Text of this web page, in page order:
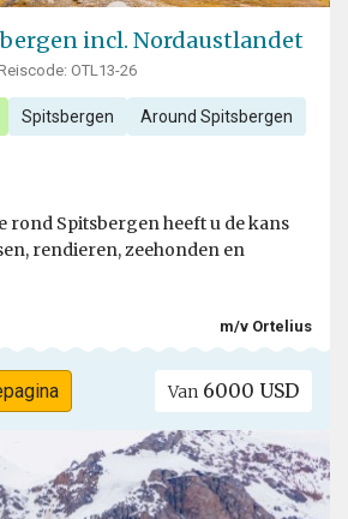
incl. Nordaustlandet
OTL13-26
Spitsbergen Around Spitsbergen
rond Spitsbergen heeft u de kans
rendieren, zeehonden en
m/v Ortelius
Van 6000 USD